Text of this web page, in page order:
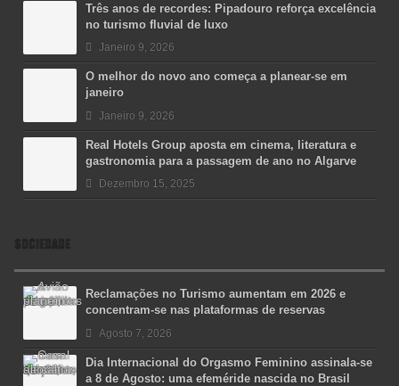
Três anos de recordes: Pipadouro reforça excelência
no turismo fluvial de luxo
Janeiro 9, 2026
O melhor do novo ano começa a planear-se em
janeiro
Janeiro 9, 2026
Real Hotels Group aposta em cinema, literatura e
gastronomia para a passagem de ano no Algarve
Dezembro 15, 2025
SOCIEDADE
Reclamações no Turismo aumentam em 2026 e
concentram-se nas plataformas de reservas
Agosto 7, 2026
Dia Internacional do Orgasmo Feminino assinala-se
a 8 de Agosto: uma efeméride nascida no Brasil